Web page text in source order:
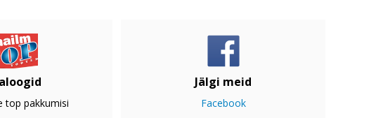
top pakkumisi
Jälgi meid
Facebook